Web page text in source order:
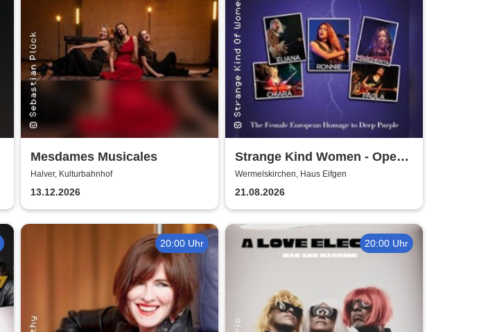
Mesdames Musicales
Halver, Kulturbahnhof
13.12.2026
Strange Kind Women - Open
Air Summerstage
Wermelskirchen, Haus Eifgen
21.08.2026
20:00 Uhr 20:00 Uhr